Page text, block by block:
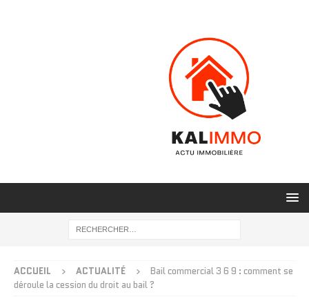
ACCUEIL ACTUALITÉ
Bail commercial 3 6 9 : comment se
déroule la cession du droit au bail ?